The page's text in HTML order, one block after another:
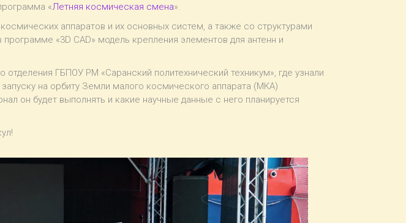
«Летняя космическая смена».
аппаратов и их основных систем, а также со структурами
«3D CAD» модель крепления элементов для антенн и
ГБПОУ РМ «Саранский политехнический техникум», где узнали
на орбиту Земли малого космического аппарата (МКА)
он будет выполнять и какие научные данные с него планируется